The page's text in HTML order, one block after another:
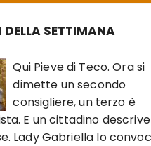
DELLA SETTIMANA
Qui Pieve di Teco. Ora si
dimette un secondo
consigliere, un terzo è
E un cittadino
Lady Gabriella lo